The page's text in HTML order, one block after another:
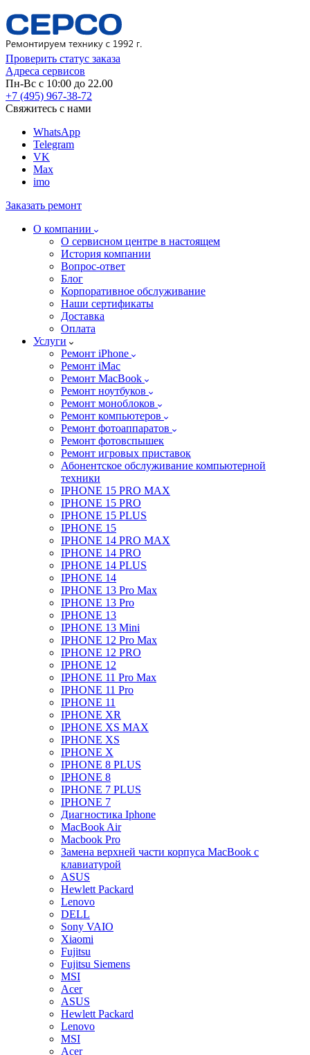
Проверить статус заказа
Адреса сервисов
Пн-Вс с 10:00 до 22.00
+7 (495) 967-38-72
Свяжитесь с нами
WhatsApp
Telegram
VK
Max
imo
Заказать ремонт
О компании
О сервисном центре в настоящем
История компании
Вопрос-ответ
Блог
Корпоративное обслуживание
Наши сертификаты
Доставка
Оплата
Услуги
Ремонт iPhone
Ремонт iMac
Ремонт MacBook
Ремонт ноутбуков
Ремонт моноблоков
Ремонт компьютеров
Ремонт фотоаппаратов
Ремонт фотовспышек
Ремонт игровых приставок
Абонентское обслуживание компьютерной
техники
IPHONE 15 PRO MAX
IPHONE 15 PRO
IPHONE 15 PLUS
IPHONE 15
IPHONE 14 PRO MAX
IPHONE 14 PRO
IPHONE 14 PLUS
IPHONE 14
IPHONE 13 Pro Max
IPHONE 13 Pro
IPHONE 13
IPHONE 13 Mini
IPHONE 12 Pro Max
IPHONE 12 PRO
IPHONE 12
IPHONE 11 Pro Max
IPHONE 11 Pro
IPHONE 11
IPHONE XR
IPHONE XS MAX
IPHONE XS
IPHONE X
IPHONE 8 PLUS
IPHONE 8
IPHONE 7 PLUS
IPHONE 7
Диагностика Iphone
MacBook Air
Macbook Pro
Замена верхней части корпуса MacBook с
клавиатурой
ASUS
Hewlett Packard
Lenovo
DELL
Sony VAIO
Xiaomi
Fujitsu
Fujitsu Siemens
MSI
Acer
ASUS
Hewlett Packard
Lenovo
MSI
Acer